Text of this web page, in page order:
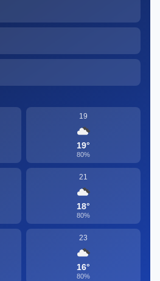
19
19°
80%
21
18°
80%
23
16°
80%